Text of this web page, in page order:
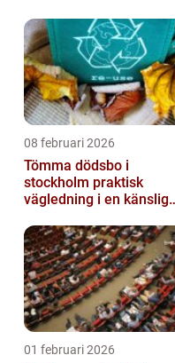
08 februari 2026
Tömma dödsbo i
stockholm praktisk
vägledning i en känslig
01 februari 2026